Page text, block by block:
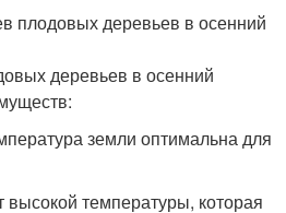
плодовых деревьев в осенний
деревьев в осенний
земли оптимальна для
температуры, которая